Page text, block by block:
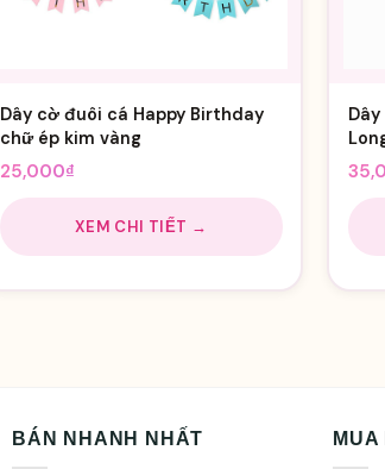
Dây cờ đuôi cá Happy Birthday
chữ ép kim vàng
25,000₫
XEM CHI TIẾT →
BÁN NHANH NHẤT MUA